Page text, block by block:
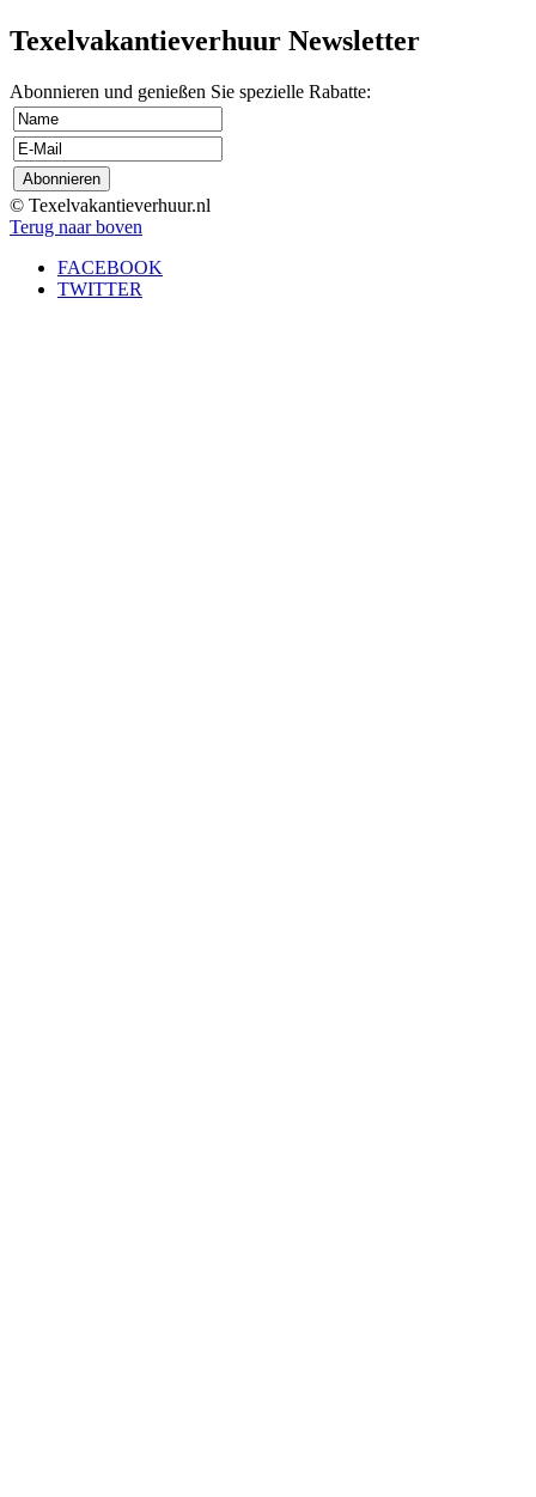
Texelvakantieverhuur Newsletter
Abonnieren und genießen Sie spezielle Rabatte:
© Texelvakantieverhuur.nl
Terug naar boven
FACEBOOK
TWITTER